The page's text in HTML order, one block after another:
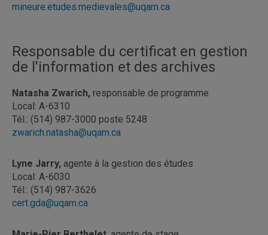
mineure.etudes.medievales@uqam.ca
Responsable du certificat en gestion
de l'information et des archives
Natasha Zwarich, responsable de programme
Local: A-6310
Tél.: (514) 987-3000 poste 5248
zwarich.natasha@uqam.ca
Lyne Jarry, agente à la gestion des études
Local: A-6030
Tél.: (514) 987-3626
cert.gda@uqam.ca